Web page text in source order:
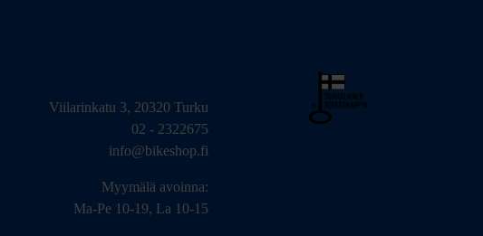
Viilarinkatu 3, 20320 Turku
02 - 2322675
info@bikeshop.fi
Myymälä avoinna:
Ma-Pe 10-19, La 10-15